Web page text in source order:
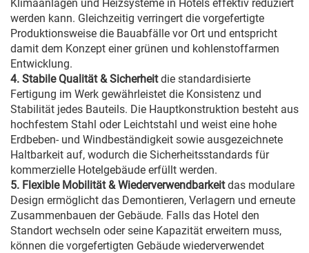
Klimaanlagen und Heizsysteme in Hotels effektiv reduziert
werden kann. Gleichzeitig verringert die vorgefertigte
Produktionsweise die Bauabfälle vor Ort und entspricht
damit dem Konzept einer grünen und kohlenstoffarmen
Entwicklung.
4. Stabile Qualität & Sicherheitdie standardisierte
Fertigung im Werk gewährleistet die Konsistenz und
Stabilität jedes Bauteils. Die Hauptkonstruktion besteht aus
hochfestem Stahl oder Leichtstahl und weist eine hohe
Erdbeben- und Windbeständigkeit sowie ausgezeichnete
Haltbarkeit auf, wodurch die Sicherheitsstandards für
kommerzielle Hotelgebäude erfüllt werden.
5. Flexible Mobilität & Wiederverwendbarkeitdas modulare
Design ermöglicht das Demontieren, Verlagern und erneute
Zusammenbauen der Gebäude. Falls das Hotel den
Standort wechseln oder seine Kapazität erweitern muss,
können die vorgefertigten Gebäude wiederverwendet